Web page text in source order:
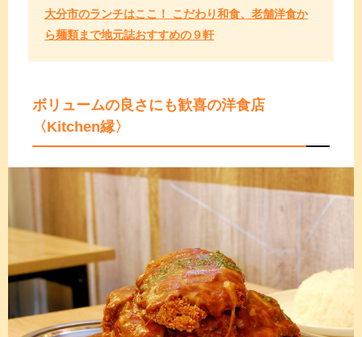
大分市のランチはここ！ こだわり和食、老舗洋食か
ら麺類まで地元誌おすすめの９軒
ボリュームの良さにも歓喜の洋食店
〈Kitchen縁〉